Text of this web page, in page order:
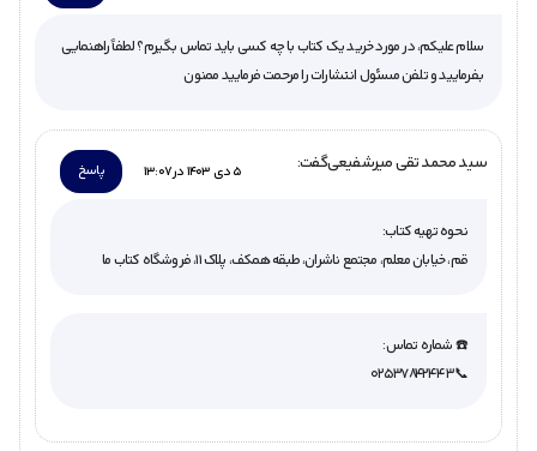
سلام علیکم، در مورد خرید یک کتاب با چه کسی باید تماس بگیرم؟ لطفاً راهنمایی
بفرمایید و تلفن مسئول انتشارات را مرحمت فرمایید ممنون
سید محمد تقی میرشفیعیگفت: 5 دی 1403 در 13:07
نحوه تهیه کتاب:
قم، خیابان معلم، مجتمع ناشران، طبقه همکف، پلاک ١١، فروشگاه کتاب ما
☎️ شماره تماس:
📞02537842443
پاسخ